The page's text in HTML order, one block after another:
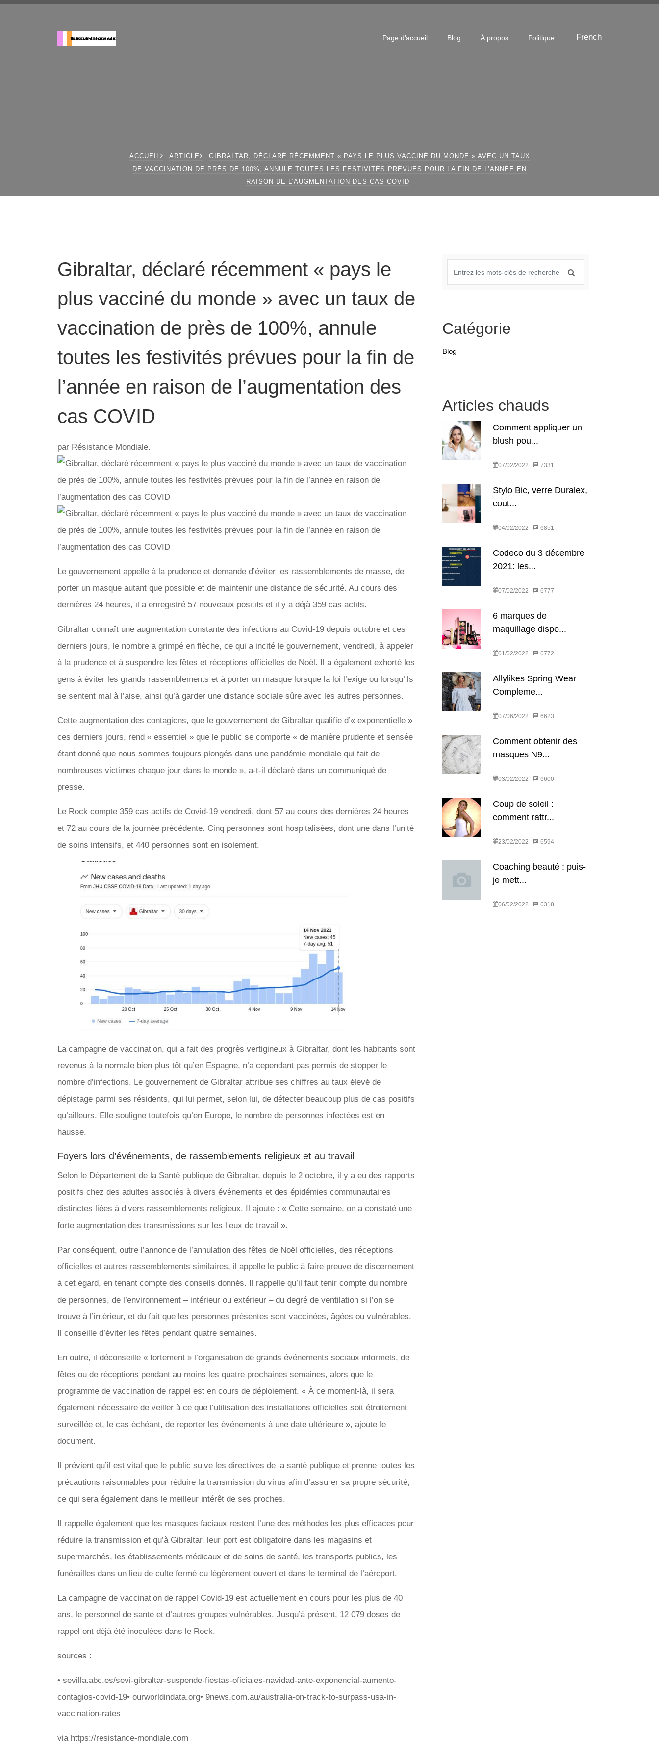
Page d'accueil Blog À propos Politique French
ACCUEIL ARTICLE
GIBRALTAR, DÉCLARÉ RÉCEMMENT « PAYS LE PLUS VACCINÉ DU MONDE » AVEC UN TAUX
DE VACCINATION DE PRÈS DE 100%, ANNULE TOUTES LES FESTIVITÉS PRÉVUES POUR LA FIN DE L’ANNÉE EN
RAISON DE L’AUGMENTATION DES CAS COVID
Gibraltar, déclaré récemment « pays le
plus vacciné du monde » avec un taux de
vaccination de près de 100%, annule
toutes les festivités prévues pour la fin de
l’année en raison de l’augmentation des
cas COVID
par Résistance Mondiale.
Le gouvernement appelle à la prudence et demande d’éviter les rassemblements de masse, de
porter un masque autant que possible et de maintenir une distance de sécurité. Au cours des
dernières 24 heures, il a enregistré 57 nouveaux positifs et il y a déjà 359 cas actifs.
Gibraltar connaît une augmentation constante des infections au Covid-19 depuis octobre et ces
derniers jours, le nombre a grimpé en flèche, ce qui a incité le gouvernement, vendredi, à appeler
à la prudence et à suspendre les fêtes et réceptions officielles de Noël. Il a également exhorté les
gens à éviter les grands rassemblements et à porter un masque lorsque la loi l’exige ou lorsqu’ils
se sentent mal à l’aise, ainsi qu’à garder une distance sociale sûre avec les autres personnes.
Cette augmentation des contagions, que le gouvernement de Gibraltar qualifie d’« exponentielle »
ces derniers jours, rend « essentiel » que le public se comporte « de manière prudente et sensée
étant donné que nous sommes toujours plongés dans une pandémie mondiale qui fait de
nombreuses victimes chaque jour dans le monde », a-t-il déclaré dans un communiqué de
presse.
Le Rock compte 359 cas actifs de Covid-19 vendredi, dont 57 au cours des dernières 24 heures
et 72 au cours de la journée précédente. Cinq personnes sont hospitalisées, dont une dans l’unité
de soins intensifs, et 440 personnes sont en isolement.
La campagne de vaccination, qui a fait des progrès vertigineux à Gibraltar, dont les habitants sont
revenus à la normale bien plus tôt qu’en Espagne, n’a cependant pas permis de stopper le
nombre d’infections. Le gouvernement de Gibraltar attribue ses chiffres au taux élevé de
dépistage parmi ses résidents, qui lui permet, selon lui, de détecter beaucoup plus de cas positifs
qu’ailleurs. Elle souligne toutefois qu’en Europe, le nombre de personnes infectées est en
hausse.
Foyers lors d’événements, de rassemblements religieux et au travail
Selon le Département de la Santé publique de Gibraltar, depuis le 2 octobre, il y a eu des rapports
positifs chez des adultes associés à divers événements et des épidémies communautaires
distinctes liées à divers rassemblements religieux. Il ajoute : « Cette semaine, on a constaté une
forte augmentation des transmissions sur les lieux de travail ».
Par conséquent, outre l’annonce de l’annulation des fêtes de Noël officielles, des réceptions
officielles et autres rassemblements similaires, il appelle le public à faire preuve de discernement
à cet égard, en tenant compte des conseils donnés. Il rappelle qu’il faut tenir compte du nombre
de personnes, de l’environnement – intérieur ou extérieur – du degré de ventilation si l’on se
trouve à l’intérieur, et du fait que les personnes présentes sont vaccinées, âgées ou vulnérables.
Il conseille d’éviter les fêtes pendant quatre semaines.
En outre, il déconseille « fortement » l’organisation de grands événements sociaux informels, de
fêtes ou de réceptions pendant au moins les quatre prochaines semaines, alors que le
programme de vaccination de rappel est en cours de déploiement. « À ce moment-là, il sera
également nécessaire de veiller à ce que l’utilisation des installations officielles soit étroitement
surveillée et, le cas échéant, de reporter les événements à une date ultérieure », ajoute le
document.
Il prévient qu’il est vital que le public suive les directives de la santé publique et prenne toutes les
précautions raisonnables pour réduire la transmission du virus afin d’assurer sa propre sécurité,
ce qui sera également dans le meilleur intérêt de ses proches.
Il rappelle également que les masques faciaux restent l’une des méthodes les plus efficaces pour
réduire la transmission et qu’à Gibraltar, leur port est obligatoire dans les magasins et
supermarchés, les établissements médicaux et de soins de santé, les transports publics, les
funérailles dans un lieu de culte fermé ou légèrement ouvert et dans le terminal de l’aéroport.
La campagne de vaccination de rappel Covid-19 est actuellement en cours pour les plus de 40
ans, le personnel de santé et d’autres groupes vulnérables. Jusqu’à présent, 12 079 doses de
rappel ont déjà été inoculées dans le Rock.
sources :
• sevilla.abc.es/sevi-gibraltar-suspende-fiestas-oficiales-navidad-ante-exponencial-aumento-
contagios-covid-19• ourworldindata.org• 9news.com.au/australia-on-track-to-surpass-usa-in-
vaccination-rates
via https://resistance-mondiale.com
Catégorie
Blog
Articles chauds
Comment appliquer un
blush pou...
07/02/2022 7331
Stylo Bic, verre Duralex,
cout...
04/02/2022 6851
Codeco du 3 décembre
2021: les...
07/02/2022 6777
6 marques de
maquillage dispo...
01/02/2022 6772
Allylikes Spring Wear
Compleme...
07/06/2022 6623
Comment obtenir des
masques N9...
03/02/2022 6600
Coup de soleil :
comment rattr...
23/02/2022 6594
Coaching beauté : puis-
je mett...
06/02/2022 6318